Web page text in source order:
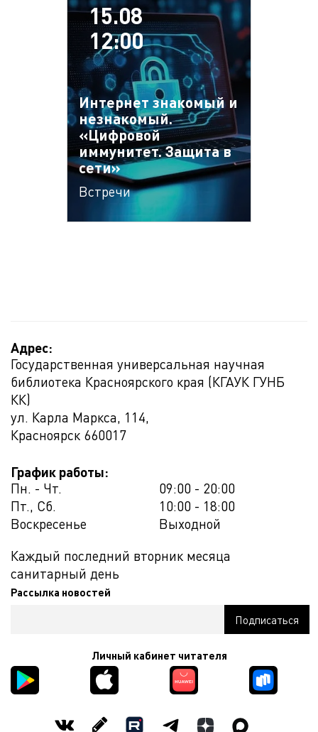
15.08
12:00
Интернет знакомый и
незнакомый.
«Цифровой
иммунитет. Защита в
сети»
Встречи
Адрес:
Государственная универсальная научная
библиотека Красноярского края (КГАУК ГУНБ
КК)
ул. Карла Маркса, 114,
Красноярск 660017
График работы:
Пн. - Чт.
09:00 - 20:00
Пт., Сб.
10:00 - 18:00
Воскресенье
Выходной
Каждый последний вторник месяца
санитарный день
Рассылка новостей
Личный кабинет читателя